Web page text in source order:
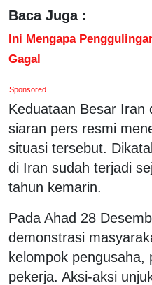
Baca Juga :
Ini Mengapa
Gagal
Sponsored
Keduataan Besar Iran
siaran pers resmi
situasi tersebut.
di Iran sudah terjadi
tahun kemarin.
Pada Ahad 28
demonstrasi
kelompok
pekerja. Aksi-aksi